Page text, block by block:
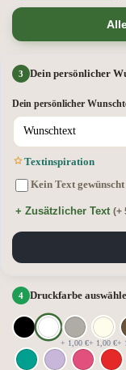
Dein persönlicher
Dein persönlicher
Textinspiration
Kein Text gewünscht
+ Zusätzlicher Text (+
Druckfarbe
+ 1,00 €+ 1,00 €+